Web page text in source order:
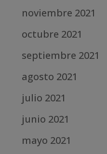
noviembre 2021
octubre 2021
septiembre 2021
agosto 2021
julio 2021
junio 2021
mayo 2021